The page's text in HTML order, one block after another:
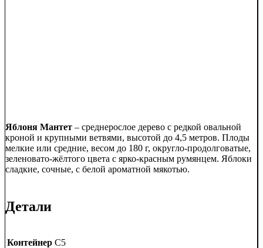
Яблоня Мантет – среднерослое дерево с редкой овальной
кроной и крупными ветвями, высотой до 4,5 метров. Плоды
мелкие или средние, весом до 180 г, округло-продолговатые,
зеленовато-жёлтого цвета с ярко-красным румянцем. Яблоки
сладкие, сочные, с белой ароматной мякотью.
Детали
Контейнер C5